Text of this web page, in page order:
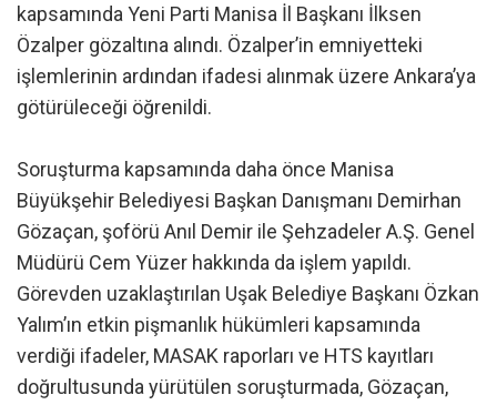
kapsamında Yeni Parti Manisa İl Başkanı İlksen
Özalper gözaltına alındı. Özalper’in emniyetteki
işlemlerinin ardından ifadesi alınmak üzere Ankara’ya
götürüleceği öğrenildi.
Soruşturma kapsamında daha önce Manisa
Büyükşehir Belediyesi Başkan Danışmanı Demirhan
Gözaçan, şoförü Anıl Demir ile Şehzadeler A.Ş. Genel
Müdürü Cem Yüzer hakkında da işlem yapıldı.
Görevden uzaklaştırılan Uşak Belediye Başkanı Özkan
Yalım’ın etkin pişmanlık hükümleri kapsamında
verdiği ifadeler, MASAK raporları ve HTS kayıtları
doğrultusunda yürütülen soruşturmada, Gözaçan,